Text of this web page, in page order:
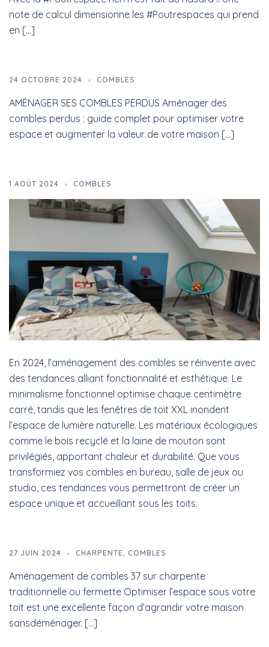
note de calcul dimensionne les #Poutrespaces qui prend
en […]
24 OCTOBRE 2024 COMBLES
AMÉNAGER SES COMBLES PERDUS Aménager des
combles perdus : guide complet pour optimiser votre
espace et augmenter la valeur de votre maison […]
1 AOÛT 2024 COMBLES
En 2024, l’aménagement des combles se réinvente avec
des tendances alliant fonctionnalité et esthétique. Le
minimalisme fonctionnel optimise chaque centimètre
carré, tandis que les fenêtres de toit XXL inondent
l’espace de lumière naturelle. Les matériaux écologiques
comme le bois recyclé et la laine de mouton sont
privilégiés, apportant chaleur et durabilité. Que vous
transformiez vos combles en bureau, salle de jeux ou
studio, ces tendances vous permettront de créer un
espace unique et accueillant sous les toits.
27 JUIN 2024 CHARPENTE, COMBLES
Aménagement de combles 37 sur charpente
traditionnelle ou fermette Optimiser l’espace sous votre
toit est une excellente façon d’agrandir votre maison
sansdéménager. […]